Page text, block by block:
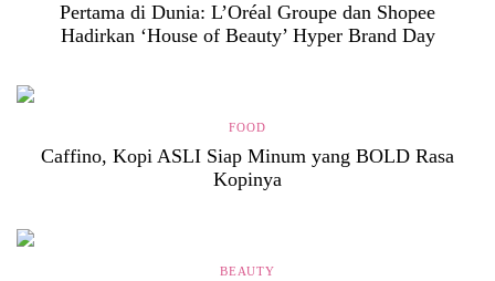
Pertama di Dunia: L’Oréal Groupe dan Shopee
Hadirkan ‘House of Beauty’ Hyper Brand Day
FOOD
Caffino, Kopi ASLI Siap Minum yang BOLD Rasa
Kopinya
BEAUTY